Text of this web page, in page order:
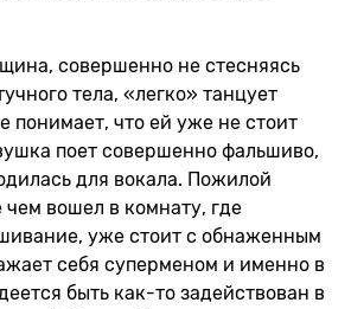
совершенно не стесняясь
тела, «легко» танцует
понимает, что ей уже не стоит
поет совершенно фальшиво,
для вокала. Пожилой
вошел в комнату, где
уже стоит с обнаженным
себя суперменом и именно в
быть как-то задействован в